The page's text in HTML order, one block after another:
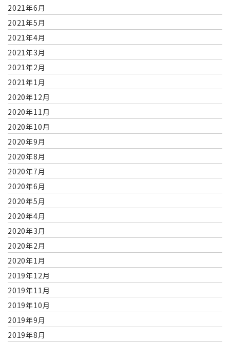
2021年6月
2021年5月
2021年4月
2021年3月
2021年2月
2021年1月
2020年12月
2020年11月
2020年10月
2020年9月
2020年8月
2020年7月
2020年6月
2020年5月
2020年4月
2020年3月
2020年2月
2020年1月
2019年12月
2019年11月
2019年10月
2019年9月
2019年8月